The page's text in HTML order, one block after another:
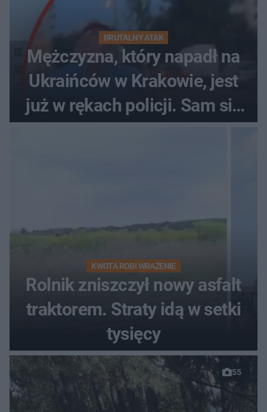
BRUTALNY ATAK
Mężczyzna, który napadł na
Ukraińców w Krakowie, jest
już w rękach policji. Sam się
zgłosił
KWOTA ROBI WRAŻENIE
Rolnik zniszczył nowy asfalt
traktorem. Straty idą w setki
tysięcy
55